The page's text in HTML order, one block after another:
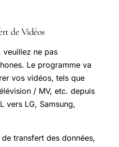
de Vidéos
veuillez ne pas
Le programme va
vos vidéos, tels que
/ MV, etc. depuis
vers LG, Samsung,
transfert des données,